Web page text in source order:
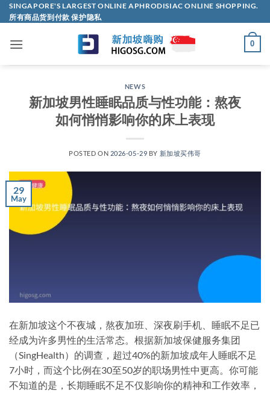
Skip
to
SINGAPORE'S LARGEST ONLINE APHRODISIAC ONLINE SHOPPING.
所有商品货到付款 保护隐私
0
NEWS
新加坡男性睡眠品质与性功能：熬夜
如何悄悄影响你的床上表现
POSTED ON 2026-05-29 BY 新加坡买伟哥
29
May
在新加坡这个不夜城，熬夜加班、深夜刷手机、睡眠不足已
经成为许多男性的生活常态。根据新加坡保健服务集团
（SingHealth）的调查，超过40%的新加坡成年人睡眠不足
7小时，而这个比例在30至50岁的职场男性中更高。你可能
不知道的是，长期睡眠不足不仅影响你的精神和工作效率，